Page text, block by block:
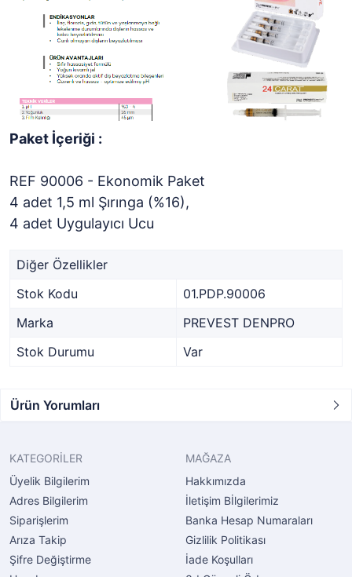
Paket İçeriği :
REF 90006 - Ekonomik Paket
4 adet 1,5 ml Şırınga (%16),
4 adet Uygulayıcı Ucu
Diğer Özellikler
Stok Kodu
01.PDP.90006
Marka
PREVEST DENPRO
Stok Durumu
Var
Ürün Yorumları
KATEGORİLER
Üyelik Bilgilerim
Adres Bilgilerim
Siparişlerim
Arıza Takip
Şifre Değiştirme
MAĞAZA
Hakkımızda
İletişim Bİlgilerimiz
Banka Hesap Numaraları
Gizlilik Politikası
İade Koşulları